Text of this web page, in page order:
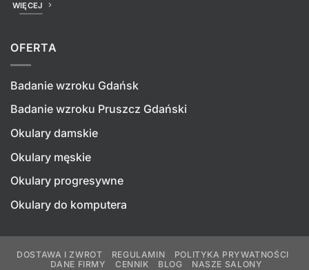
WIĘCEJ
OFERTA
Badanie wzroku Gdańsk
Badanie wzroku Pruszcz Gdański
Okulary damskie
Okulary męskie
Okulary progresywne
Okulary do komputera
DOSTAWA I ZWROT REGULAMIN
POLITYKA PRYWATNOŚCI
DANE FIRMY
CENNIK BLOG NASZE SALONY